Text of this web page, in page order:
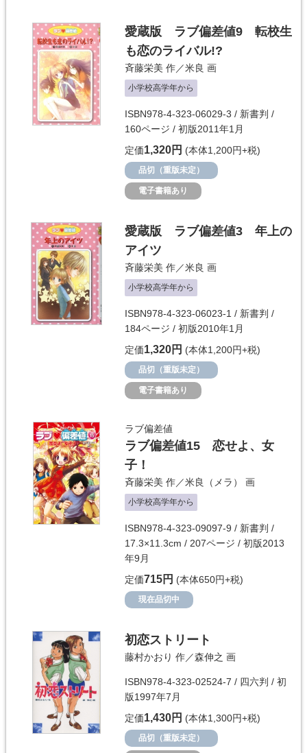
愛蔵版 ラブ偏差値9 転校生
も恋のライバル!?
斉藤栄美 作／米良 画
小学校高学年から
ISBN978-4-323-06029-3 / 新書判 /
160ページ / 初版2011年1月
定価1,320円 (本体1,200円+税)
品切（重版未定）
電子書籍あり
愛蔵版 ラブ偏差値3 年上の
アイツ
斉藤栄美 作／米良 画
小学校高学年から
ISBN978-4-323-06023-1 / 新書判 /
184ページ / 初版2010年1月
定価1,320円 (本体1,200円+税)
品切（重版未定）
電子書籍あり
ラブ偏差値
ラブ偏差値15 恋せよ、女
子！
斉藤栄美 作／米良（メラ） 画
小学校高学年から
ISBN978-4-323-09097-9 / 新書判 /
17.3×11.3cm / 207ページ / 初版2013
年9月
定価715円 (本体650円+税)
現在品切中
初恋ストリート
藤村かおり 作／森伸之 画
ISBN978-4-323-02524-7 / 四六判 / 初
版1997年7月
定価1,430円 (本体1,300円+税)
品切（重版未定）